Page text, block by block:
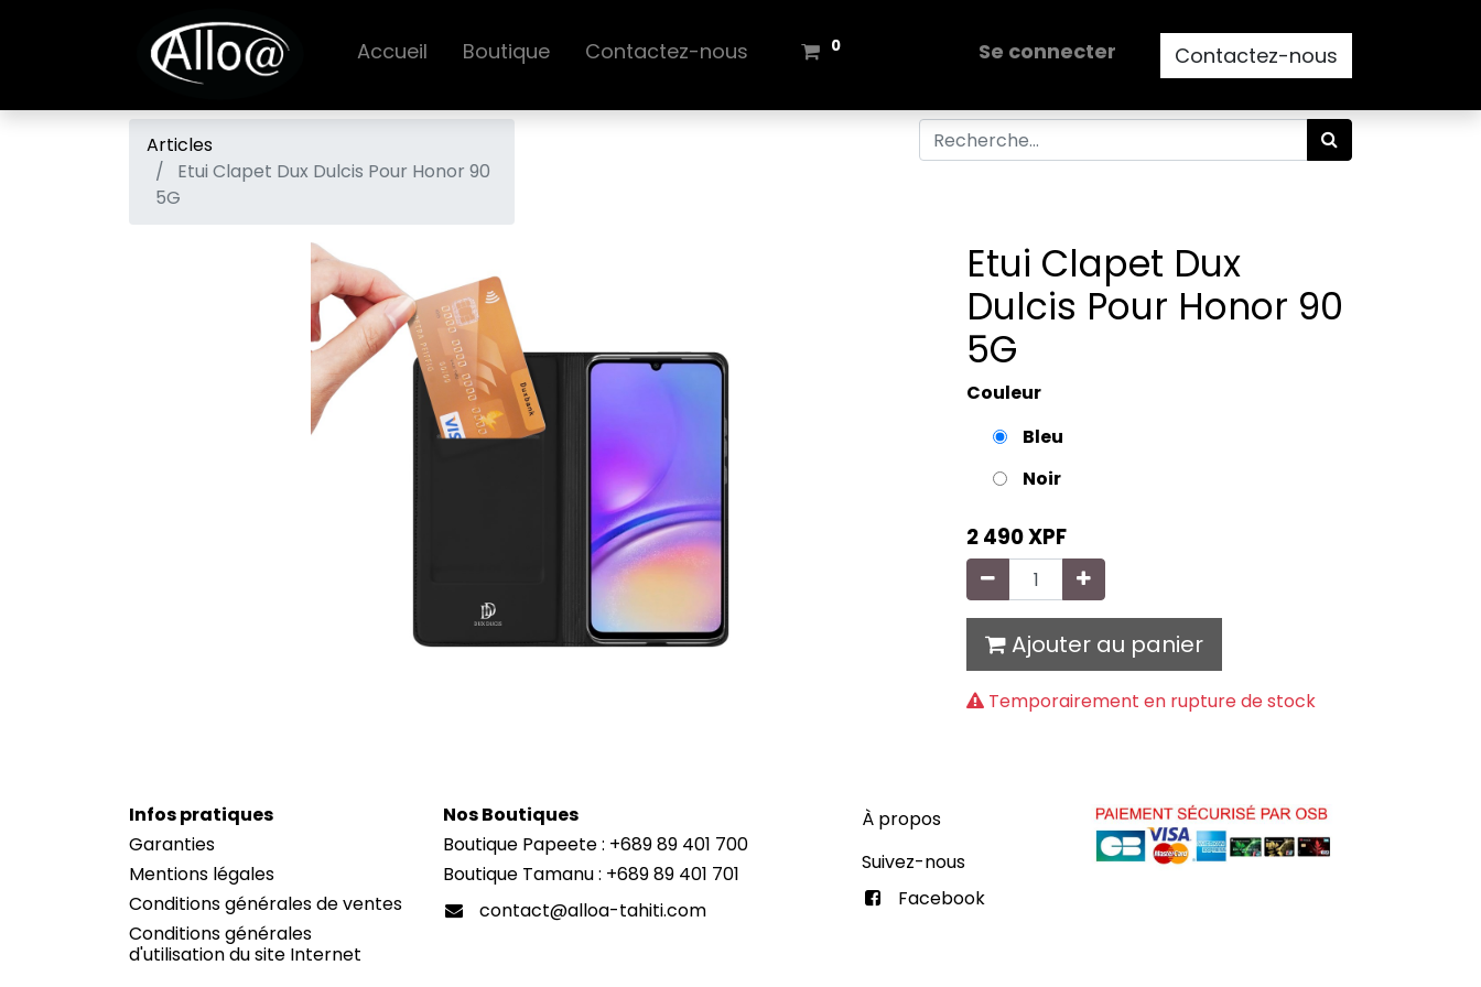
Accueil Boutique Contactez-nous 0 Se connecter Contactez-nous
Articles
Etui Clapet Dux Dulcis Pour Honor 90
5G
Etui Clapet Dux
Dulcis Pour Honor 90
5G
Couleur
Bleu
Noir
2 490XPF
Ajouter au panier
Temporairement en rupture de stock
Infos pratiques
Garanties
Mentions légales
Conditions générales de ventes
Conditions générales
d'utilisation du site Internet
Nos Boutiques
Boutique Papeete : +689 89 401 700
Boutique Tamanu : +689 89 401 701
contact@alloa-tahiti.com
À propos
Suivez-nous
Facebook